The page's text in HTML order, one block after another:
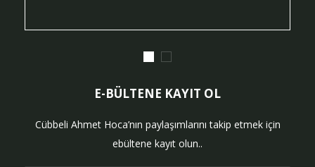
E-BÜLTENE KAYIT OL
Cübbeli Ahmet Hoca’nın paylaşımlarını takip etmek için
ebültene kayıt olun..